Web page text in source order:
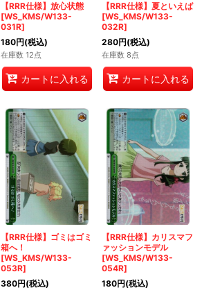
【RRR仕様】放心状態
[WS_KMS/W133-
031R]
180円(税込)
在庫数 12点
カートに入れる
【RRR仕様】夏といえば
[WS_KMS/W133-
032R]
280円(税込)
在庫数 8点
カートに入れる
【RRR仕様】ゴミはゴミ
箱へ！
[WS_KMS/W133-
053R]
380円(税込)
【RRR仕様】カリスマフ
ァッションモデル
[WS_KMS/W133-
054R]
180円(税込)